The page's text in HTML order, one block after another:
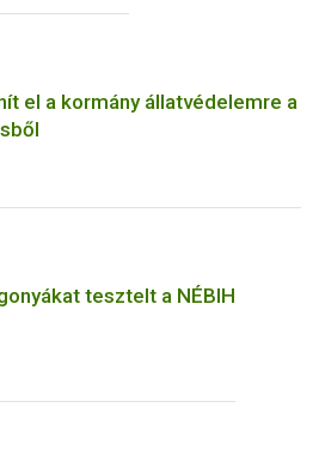
el a kormány állatvédelemre a
tesztelt a NÉBIH